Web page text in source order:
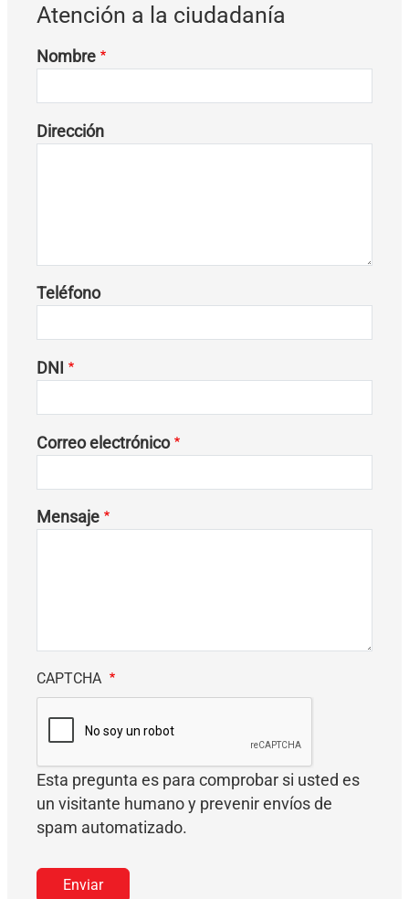
Atención a la ciudadanía
Nombre
Dirección
Teléfono
DNI
Correo electrónico
Mensaje
CAPTCHA
Esta pregunta es para comprobar si usted es
un visitante humano y prevenir envíos de
spam automatizado.